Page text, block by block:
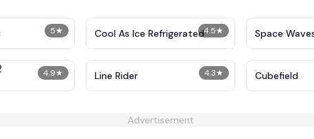
5★ 4.5★
Cool As Ice Refrigerated Space
4.9★ 4.3★
Line Rider Cubefield
Advertisement